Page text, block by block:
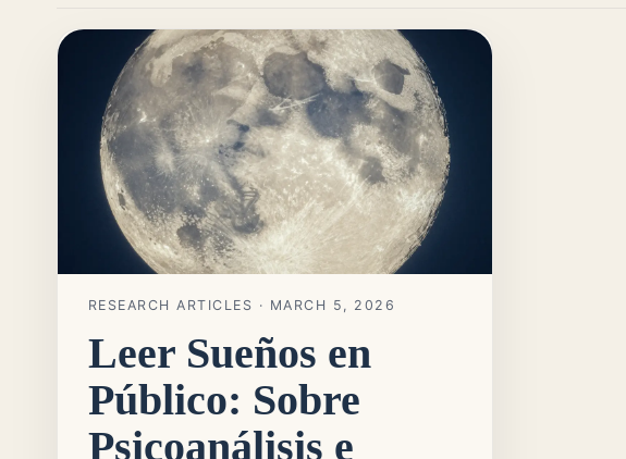
RESEARCH ARTICLES · MARCH 5, 2026
Leer Sueños en
Público: Sobre
Psicoanálisis e